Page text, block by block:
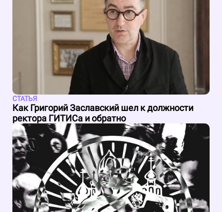
СТАТЬЯ
Как Григорий Заславский шел к должности
ректора ГИТИСа и обратно